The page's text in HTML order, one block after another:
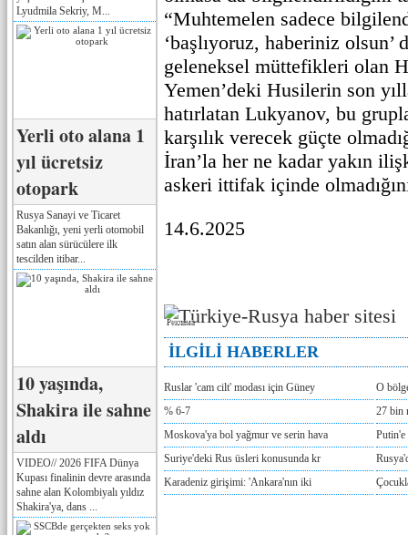
Lyudmila Sekriy, M...
Yerli oto alana 1
yıl ücretsiz
otopark
Rusya Sanayi ve Ticaret
Bakanlığı, yeni yerli otomobil
satın alan sürücülere ilk
tescilden itibar...
10 yaşında,
Shakira ile sahne
aldı
VIDEO// 2026 FIFA Dünya
Kupası finalinin devre arasında
sahne alan Kolombiyalı yıldız
Shakira'ya, dans ...
“Muhtemelen sadece
‘başlıyoruz, haberiniz olsun’
geleneksel müttefikleri olan
Yemen’deki Husilerin son
hatırlatan Lukyanov, bu
karşılık verecek güçte
İran’la her ne kadar yakın
askeri ittifak içinde
14.6.2025
Реклама
İLGİLİ HABERLER
Ruslar 'cam cilt' modası için Güney
O
% 6-7
27 bin
Moskova'ya bol yağmur ve serin hava
Putin'e
Suriye'deki Rus üsleri konusunda kr
Karadeniz girişimi: 'Ankara'nın iki